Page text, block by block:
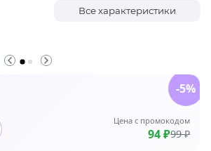
Все характеристики
Цена с промокодом
94 ₽99 ₽
-5%